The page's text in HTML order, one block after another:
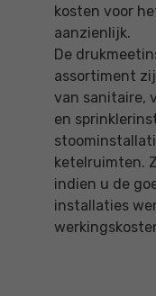
kosten voor
aanzienlijk.
De
assortiment
van sanitaire,
en
ketelruimten.
indien u de
installaties